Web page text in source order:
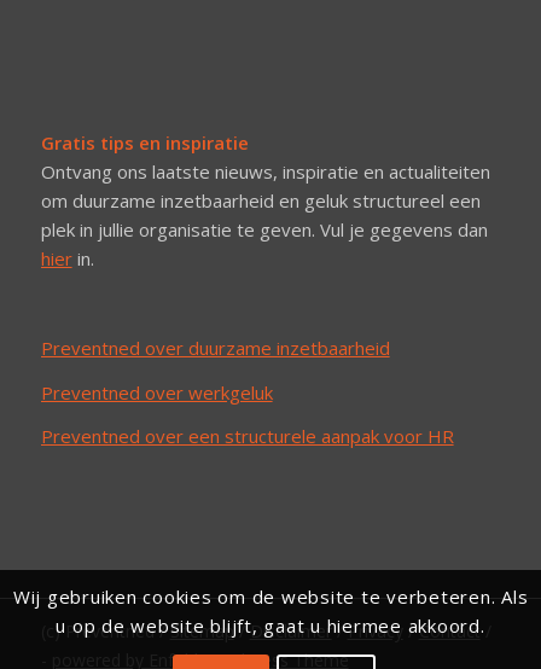
Gratis tips en inspiratie
Ontvang ons laatste nieuws, inspiratie en actualiteiten
om duurzame inzetbaarheid en geluk structureel een
plek in jullie organisatie te geven. Vul je gegevens dan
hierin.
Preventned over duurzame inzetbaarheid
Preventned over werkgeluk
Preventned over een structurele aanpak voor HR
(c) Preventned /Sitemap/Disclaimer/Privacy /Contact/
powered by Enfold WordPress Theme
Wij gebruiken cookies om de website te verbeteren. Als
u op de website blijft, gaat u hiermee akkoord.